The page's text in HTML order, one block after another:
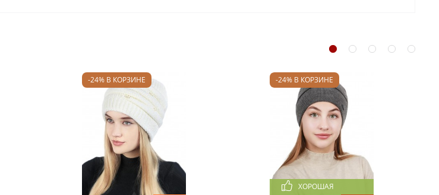
-24% В КОРЗИНЕ -24% В КОРЗИНЕ
ХОРОШАЯ